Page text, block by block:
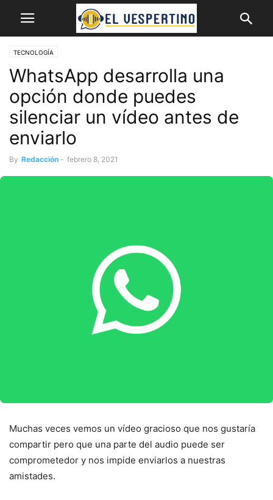
TECNOLOGÍA
WhatsApp desarrolla una
opción donde puedes
silenciar un vídeo antes de
enviarlo
By Redacción - febrero 8, 2021
Muchas veces vemos un vídeo gracioso que nos gustaría
compartir pero que una parte del audio puede ser
comprometedor y nos impide enviarlos a nuestras
amistades.